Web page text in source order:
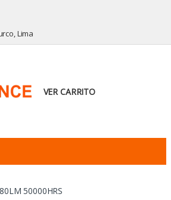
Lima
VER CARRITO
50000HRS